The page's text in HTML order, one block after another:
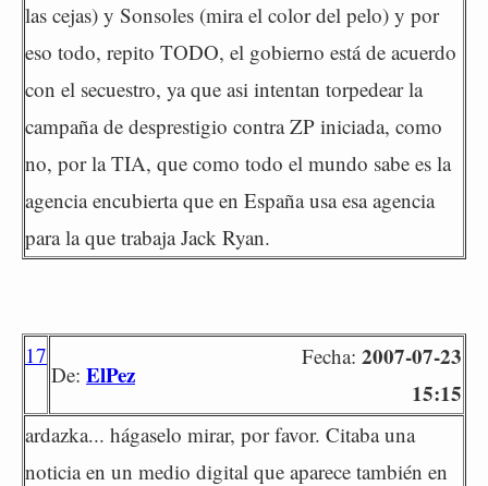
las cejas) y Sonsoles (mira el color del pelo) y por
eso todo, repito TODO, el gobierno está de acuerdo
con el secuestro, ya que asi intentan torpedear la
campaña de desprestigio contra ZP iniciada, como
no, por la TIA, que como todo el mundo sabe es la
agencia encubierta que en España usa esa agencia
para la que trabaja Jack Ryan.
17
De: ElPez
Fecha: 2007-07-23
15:15
ardazka... hágaselo mirar, por favor. Citaba una
noticia en un medio digital que aparece también en